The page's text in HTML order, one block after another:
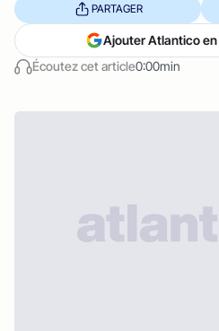
Écoutez cet article0:00min
PARTAGER
Ajouter Atlantico